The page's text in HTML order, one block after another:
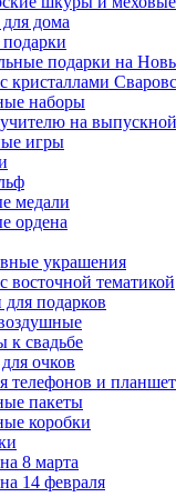
дома
подарки на
кристаллами
наборы
на выпускной
игры
медали
ордена
украшения
восточной тематикой
подарков
к свадьбе
очков
телефонов и
пакеты
коробки
8 марта
14 февраля